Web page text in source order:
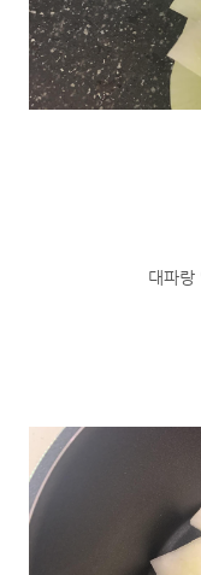
대파랑